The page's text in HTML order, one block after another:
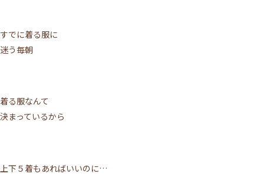
すでに着る服に
迷う毎朝
着る服なんて
決まっているから
上下５着もあればいいのに…